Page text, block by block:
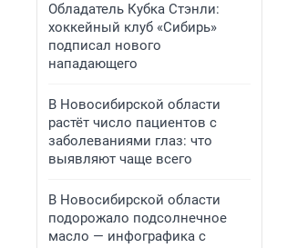
Обладатель Кубка Стэнли:
хоккейный клуб «Сибирь»
подписал нового
нападающего
В Новосибирской области
растёт число пациентов с
заболеваниями глаз: что
выявляют чаще всего
В Новосибирской области
подорожало подсолнечное
масло — инфографика с